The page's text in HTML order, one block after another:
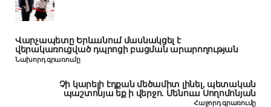
Վարչապետը Երևանում մասնակցել է
վերակառուցված դպրոցի բացման արարողության
Նախորդ գրառումը
Չի կարելի էդքան մեծամիտ լինել, պետական
պաշտոնյա եք ի վերջո. Մենուա Սողոմոնյան
Հաջորդ գրառումը